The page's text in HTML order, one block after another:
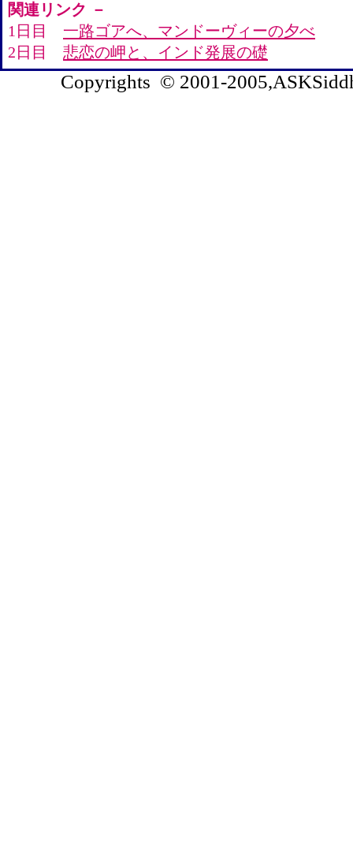
関連リンク －
1日目 一路ゴアへ、マンドーヴィーの夕べ
2日目 悲恋の岬と、インド発展の礎
Copyrights © 2001-